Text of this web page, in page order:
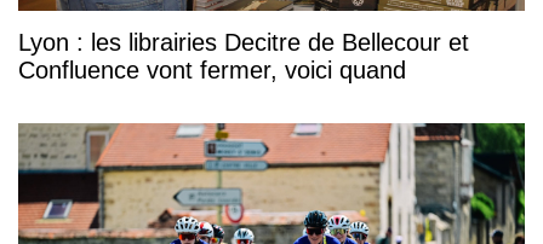
Lyon : les librairies Decitre de Bellecour et
Confluence vont fermer, voici quand